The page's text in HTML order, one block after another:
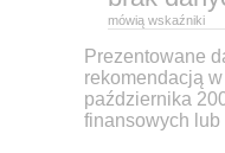
mówią wskaźniki
Prezentowane
rekomendacją
października
finansowych lub